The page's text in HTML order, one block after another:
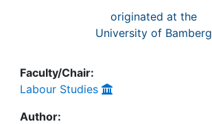
originated at the
University of Bamberg
Faculty/Chair:
Labour Studies
Author: